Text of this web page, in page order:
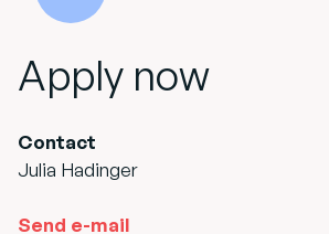
Apply now
Contact
Julia Hadinger
Send e-mail